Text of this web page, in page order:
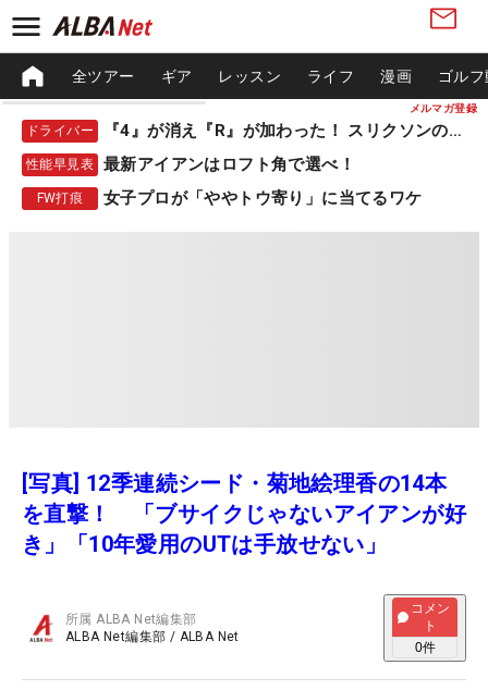
メルマガ登録
全ツアー ギア レッスン ライフ 漫画 ゴル
ドライバー 『4』が消え『R』が加わった！ スリクソンの新作
性能早見表 最新アイアンはロフト角で選べ！
FW打痕 女子プロが「ややトウ寄り」に当てるワケ
[写真] 12季連続シード・菊地絵理香の14本
を直撃！ 「ブサイクじゃないアイアンが好
き」「10年愛用のUTは手放せない」
所属ALBA Net編集部
ALBA Net編集部 / ALBA Net
コメン
ト
0件